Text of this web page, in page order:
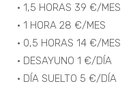
• 1,5 HORAS 39 €/MES
• 1 HORA 28 €/MES
• 0,5 HORAS 14 €/MES
• DESAYUNO 1 €/DÍA
• DÍA SUELTO 5 €/DÍA